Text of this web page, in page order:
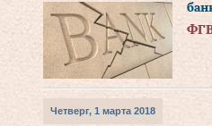
Четверг, 1 марта 2018